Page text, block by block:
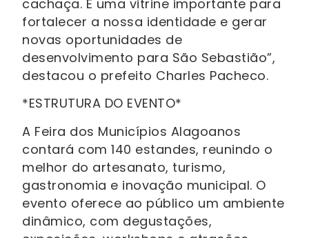
cachaça. É uma vitrine importante para
fortalecer a nossa identidade e gerar
novas oportunidades de
desenvolvimento para São Sebastião”,
destacou o prefeito Charles Pacheco.
*ESTRUTURA DO EVENTO*
A Feira dos Municípios Alagoanos
contará com 140 estandes, reunindo o
melhor do artesanato, turismo,
gastronomia e inovação municipal. O
evento oferece ao público um ambiente
dinâmico, com degustações,